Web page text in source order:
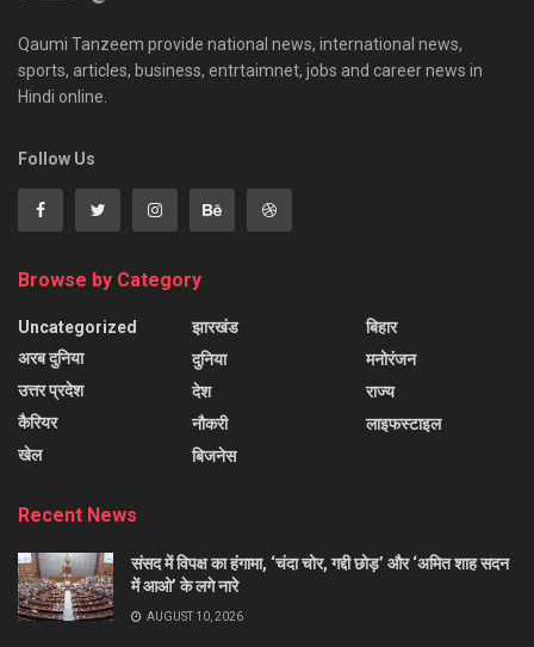
Qaumi Tanzeem provide national news, international news,
sports, articles, business, entrtaimnet, jobs and career news in
Hindi online.
Follow Us
Browse by Category
Uncategorized
अरब दुनिया
उत्तर प्रदेश
कैरियर
खेल
झारखंड
दुनिया
देश
नौकरी
बिजनेस
बिहार
मनोरंजन
राज्य
लाइफस्टाइल
Recent News
संसद में विपक्ष का हंगामा, ‘चंदा चोर, गद्दी छोड़’ और ‘अमित शाह सदन
में आओ’ के लगे नारे
AUGUST 10, 2026